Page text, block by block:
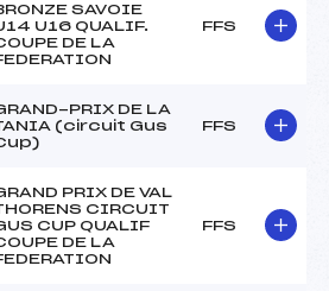
SAVOIE
U16 QUALIF.
DE LA
FFS
PRIX DE LA
(circuit Gus
FFS
PRIX DE VAL
CIRCUIT
CUP QUALIF
DE LA
FFS